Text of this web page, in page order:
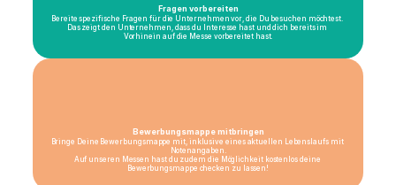
Fragen vorbereiten
Bereite spezifische Fragen für die Unternehmen vor, die Du besuchen möchtest.
Das zeigt den Unternehmen, dass du Interesse hast und dich bereits im
Vorhinein auf die Messe vorbereitet hast.
Bewerbungsmappe mitbringen
Bringe Deine Bewerbungsmappe mit, inklusive eines aktuellen Lebenslaufs mit
Notenangaben.
Auf unseren Messen hast du zudem die Möglichkeit kostenlos deine
Bewerbungsmappe checken zu lassen!